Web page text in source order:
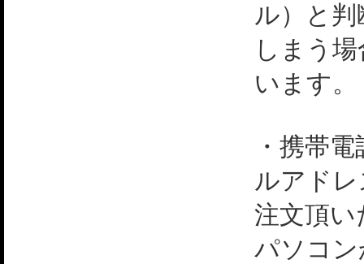
ル）と
しまう
います。
・携帯
ルアド
注文頂い
パソコ